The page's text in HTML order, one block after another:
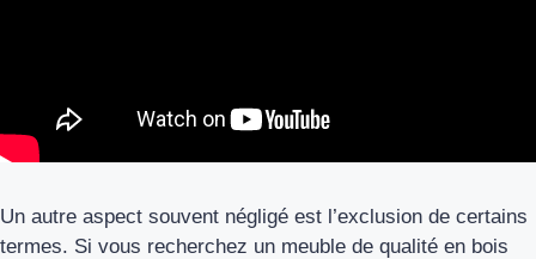
Un autre aspect souvent négligé est l’exclusion de certains
termes. Si vous recherchez un meuble de qualité en bois